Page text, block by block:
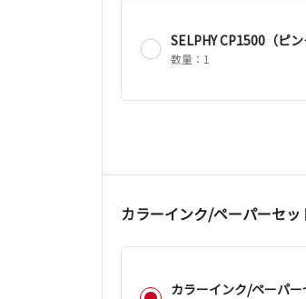
SELPHY CP1500（ピ
数量：1
カラーインク/ペーパーセ
カラーインク/ペーパ